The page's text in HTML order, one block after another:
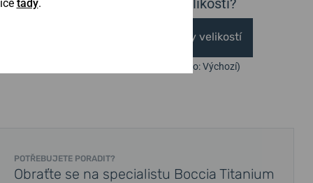
Nejste si jisti velikostí?
Vytisknout vzory velikostí
(U tisku nastavte Měřítko: Výchozí)
POTŘEBUJETE PORADIT?
Obraťte se na specialistu Boccia Titanium
tady.